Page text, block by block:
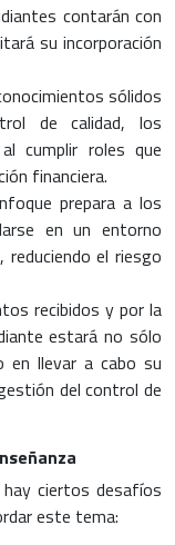
contarán con
su incorporación
sólidos
de calidad, los
cumplir roles que
financiera.
prepara a los
en un entorno
el riesgo
recibidos y por la
estará no sólo
en llevar a cabo su
del control de
ciertos desafíos
este tema: